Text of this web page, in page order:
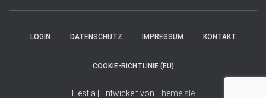
LOGIN DATENSCHUTZ IMPRESSUM KONTAKT
COOKIE-RICHTLINIE (EU)
Hestia | Entwickelt von ThemeIsle